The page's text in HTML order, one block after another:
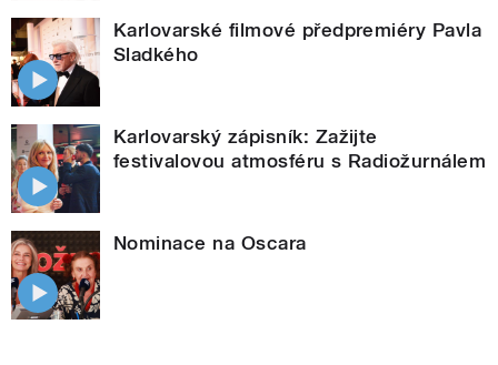
Karlovarské filmové předpremiéry Pavla
Sladkého
Karlovarský zápisník: Zažijte
festivalovou atmosféru s Radiožurnálem
Nominace na Oscara